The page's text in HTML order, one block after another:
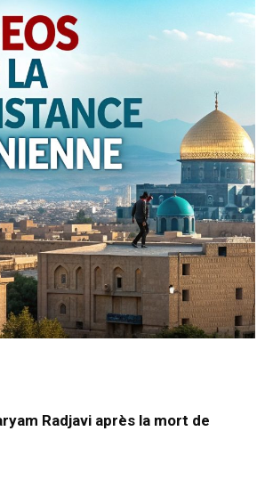
Radjavi après la mort de